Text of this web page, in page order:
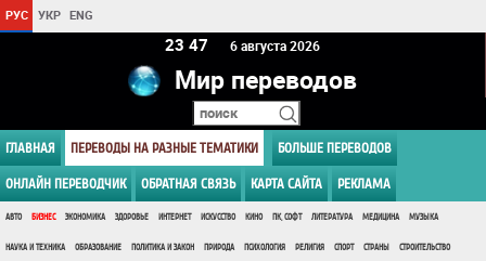
РУС УКР ENG
23:47 6 августа 2026
Мир переводов
ГЛАВНАЯ ПЕРЕВОДЫ НА РАЗНЫЕ ТЕМАТИКИ БОЛЬШЕ ПЕРЕВОДОВ
ОНЛАЙН ПЕРЕВОДЧИК ОБРАТНАЯ СВЯЗЬ КАРТА САЙТА РЕКЛАМА
АВТО БИЗНЕС ЭКОНОМИКА ЗДОРОВЬЕ ИНТЕРНЕТ ИСКУССТВО КИНО ПК, СОФТ ЛИТЕРАТУРА МЕДИЦИНА МУЗЫКА
НАУКА И ТЕХНИКА ОБРАЗОВАНИЕ ПОЛИТИКА И ЗАКОН ПРИРОДА ПСИХОЛОГИЯ РЕЛИГИЯ СПОРТ СТРАНЫ СТРОИТЕЛЬСТВО